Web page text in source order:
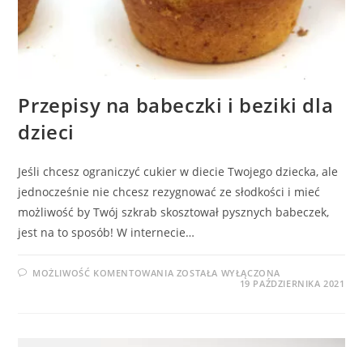
Przepisy na babeczki i beziki dla
dzieci
Jeśli chcesz ograniczyć cukier w diecie Twojego dziecka, ale
jednocześnie nie chcesz rezygnować ze słodkości i mieć
możliwość by Twój szkrab skosztował pysznych babeczek,
jest na to sposób! W internecie…
MOŻLIWOŚĆ KOMENTOWANIA PRZEPISY
ZOSTAŁA WYŁĄCZONA
19 PAŹDZIERNIKA 2021